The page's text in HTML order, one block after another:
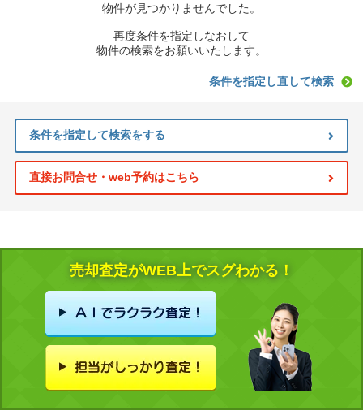
物件が見つかりませんでした。
再度条件を指定しなおして
物件の検索をお願いいたします。
条件を指定し直して検索
条件を指定して検索をする
直接お問合せ・web予約はこちら
売却査定がWEB上でスグわかる！